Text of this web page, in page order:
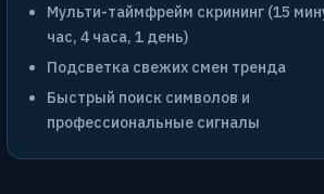
Мульти-таймфрейм скрининг (15
час, 4 часа, 1 день)
Подсветка свежих смен тренда
Быстрый поиск символов и
профессиональные сигналы